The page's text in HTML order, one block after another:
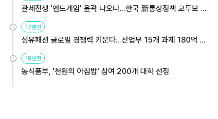
관세전쟁 '엔드게임' 윤곽 나오나…한국 新통상정책 교두보 활
용해야
17분전
섬유패션 글로벌 경쟁력 키운다…산업부 15개 과제 180억 지
원
18분전
농식품부, '천원의 아침밥' 참여 200개 대학 선정